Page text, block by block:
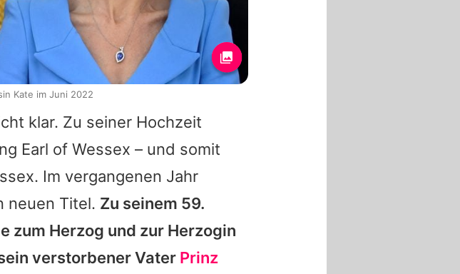
klar. Zu seiner Hochzeit
Earl of Wessex – und somit
Im vergangenen Jahr
neuen Titel. Zu seinem 59.
zum Herzog und zur Herzogin
verstorbener Vater Prinz
Kate im Juni 2022